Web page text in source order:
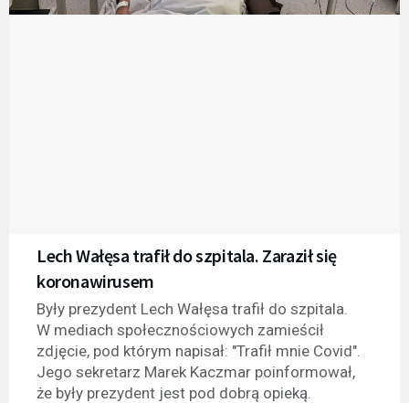
Lech Wałęsa trafił do szpitala. Zaraził się
koronawirusem
Były prezydent Lech Wałęsa trafił do szpitala.
W mediach społecznościowych zamieścił
zdjęcie, pod którym napisał: "Trafił mnie Covid".
Jego sekretarz Marek Kaczmar poinformował,
że były prezydent jest pod dobrą opieką.